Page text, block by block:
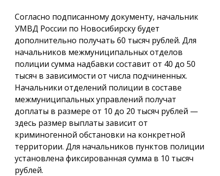
Согласно подписанному документу, начальник
УМВД России по Новосибирску будет
дополнительно получать 60 тысяч рублей. Для
начальников межмуниципальных отделов
полиции сумма надбавки составит от 40 до 50
тысяч в зависимости от числа подчиненных.
Начальники отделений полиции в составе
межмуниципальных управлений получат
доплаты в размере от 10 до 20 тысяч рублей —
здесь размер выплаты зависит от
криминогенной обстановки на конкретной
территории. Для начальников пунктов полиции
установлена фиксированная сумма в 10 тысяч
рублей.